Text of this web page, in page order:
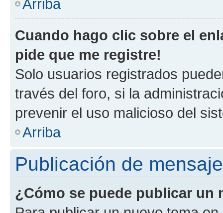
Arriba
Cuando hago clic sobre el
pide que me registre!
Solo usuarios registrados
través del foro, si la
prevenir el uso malicioso del
Arriba
Publicación de
¿Cómo se puede publicar un